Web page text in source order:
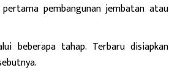
pembangunan jembatan atau
beberapa tahap. Terbaru disiapkan